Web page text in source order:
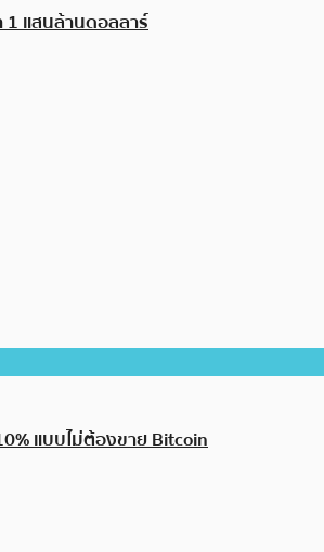
1 แสนล้านดอลลาร์
แบบไม่ต้องขาย Bitcoin